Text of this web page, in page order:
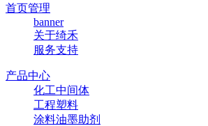
首页管理
banner
关于绮禾
服务支持
产品中心
化工中间体
工程塑料
涂料油墨助剂